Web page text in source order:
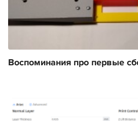
Воспоминания про первые